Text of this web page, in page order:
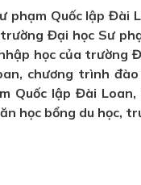
phạm Quốc lập Đài
Đại học Sư
học của trường
chương trình
Quốc lập Đài Loan,
học bổng du học,